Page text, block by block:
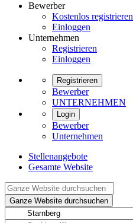
Bewerber
Kostenlos registrieren
Einloggen
Unternehmen
Registrieren
Einloggen
Registrieren
Bewerber
UNTERNEHMEN
Login
Bewerber
Unternehmen
Stellenangebote
Gesamte Website